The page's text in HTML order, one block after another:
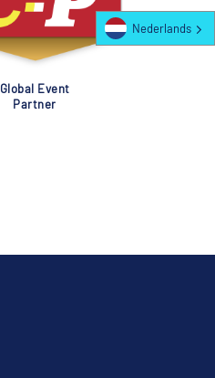
Global Event
Partner
Nederlands